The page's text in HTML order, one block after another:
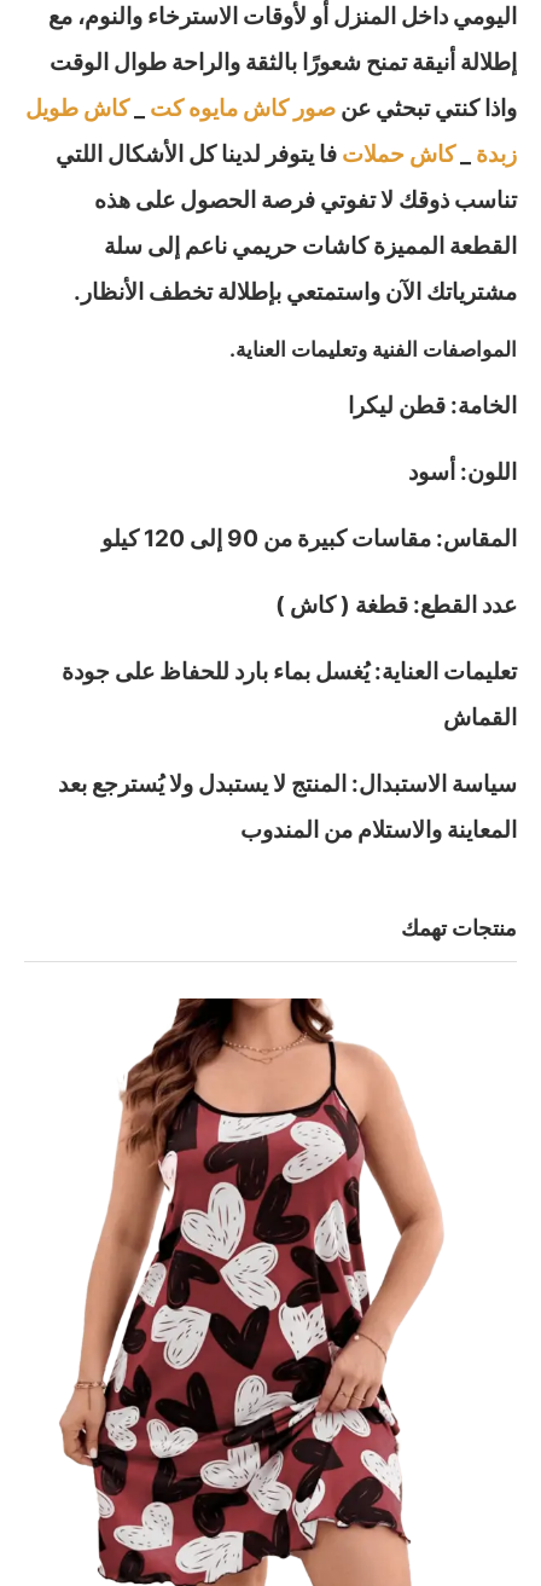
اليومي داخل المنزل أو لأوقات الاسترخاء والنوم، مع
إطلالة أنيقة تمنح شعورًا بالثقة والراحة طوال الوقت
واذا كنتي تبحثي عن صور كاش مايوه كت _كاش طويل
زبدة _كاش حملات فا يتوفر لدينا كل الأشكال اللتي
تناسب ذوقك لا تفوتي فرصة الحصول على هذه
القطعة المميزة كاشات حريمي ناعم إلى سلة
مشترياتك الآن واستمتعي بإطلالة تخطف الأنظار.
المواصفات الفنية وتعليمات العناية.
الخامة: قطن ليكرا
اللون: أسود
المقاس: مقاسات كبيرة من 90 إلى 120 كيلو
عدد القطع: قطغة ( كاش )
تعليمات العناية: يُغسل بماء بارد للحفاظ على جودة
القماش
سياسة الاستبدال: المنتج لا يستبدل ولا يُسترجع بعد
المعاينة والاستلام من المندوب
منتجات تهمك